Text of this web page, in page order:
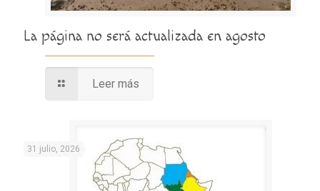
La página no será actualizada en agosto
Leer más
31 julio, 2026